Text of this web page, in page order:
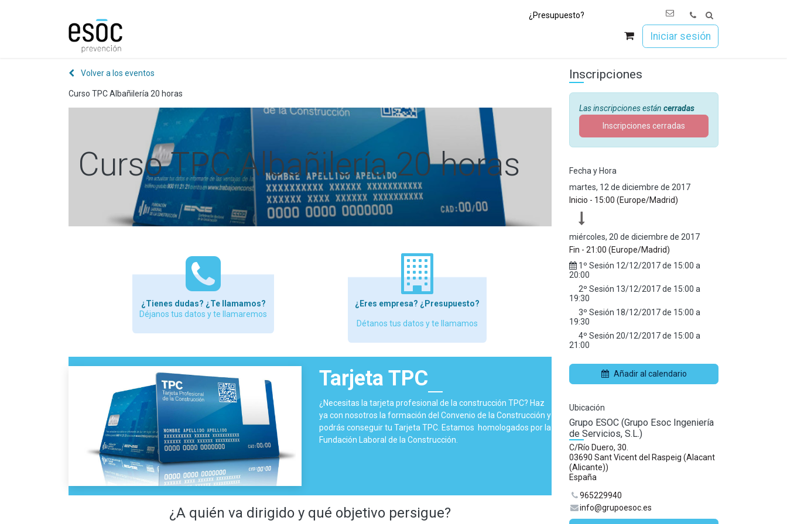
¿Presupuesto?
Iniciar sesión
Volver a los eventos
Curso TPC Albañilería 20 horas
Curso TPC Albañilería 20 horas
¿Tienes dudas? ¿Te llamamos?
Déjanos tus datos y te llamaremos
¿Eres empresa? ¿Presupuesto?
Détanos tus datos y te llamamos
Tarjeta TPC
¿Necesitas la tarjeta profesional de la construcción TPC? Haz
ya con nosotros la formación del Convenio de la Construcción y
podrás conseguir tu Tarjeta TPC. Estamos homologados por la
Fundación Laboral de la Construcción.
¿A quién va dirigido y qué objetivo persigue?
Inscripciones
Las inscripciones están cerradas
Inscripciones cerradas
Fecha y Hora
martes, 12 de diciembre de 2017
Inicio - 15:00 (Europe/Madrid)
miércoles, 20 de diciembre de 2017
Fin - 21:00 (Europe/Madrid)
1º Sesión 12/12/2017de 15:00 a
20:00
2º Sesión 13/12/2017de 15:00 a
19:30
3º Sesión 18/12/2017de 15:00 a
19:30
4º Sesión 20/12/2017de 15:00 a
21:00
Añadir al calendario
Ubicación
Grupo ESOC (Grupo Esoc Ingeniería
de Servicios, S.L.)
C/Río Duero, 30.
03690 Sant Vicent del Raspeig (Alacant
(Alicante))
España
965229940
info@grupoesoc.es